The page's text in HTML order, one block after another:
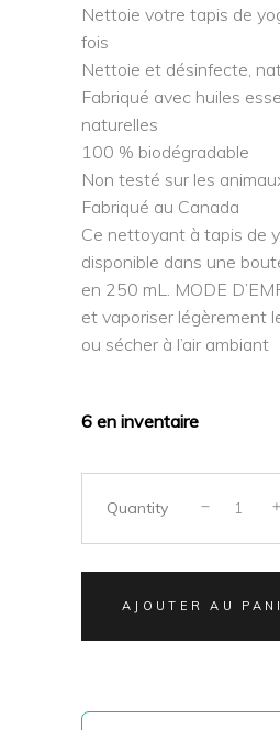
Nettoie votre tapis de
fois
Nettoie et désinfecte,
Fabriqué avec huiles
naturelles
100 % biodégradable
Non testé sur les
Fabriqué au Canada
Ce nettoyant à tapis de
disponible dans une
en 250 mL. MODE
et vaporiser légèrement
ou sécher à l’air ambiant
6 en inventaire
Quantity
AJOUTER AU